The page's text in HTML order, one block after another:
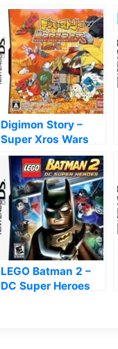
Digimon Story –
Super Xros Wars
Red
LEGO Batman 2 –
DC Super Heroes